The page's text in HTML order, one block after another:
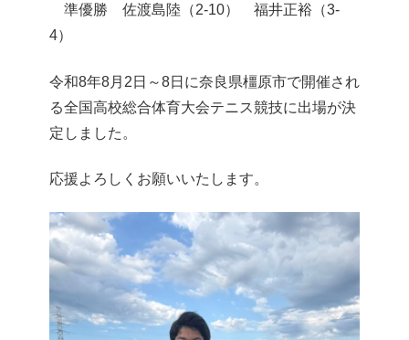
準優勝 佐渡島陸（2-10） 福井正裕（3-
4）
令和8年8月2日～8日に奈良県橿原市で開催され
る全国高校総合体育大会テニス競技に出場が決
定しました。
応援よろしくお願いいたします。